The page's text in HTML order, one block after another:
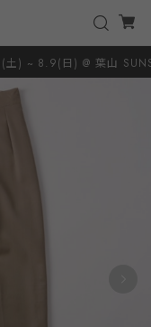
) ~ 8.9(日) @ 葉山